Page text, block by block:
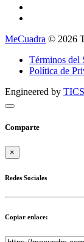
MeCuadra © 2026
Términos del
Política de
Engineered by
Comparte
×
Redes Sociales
Copiar enlace: